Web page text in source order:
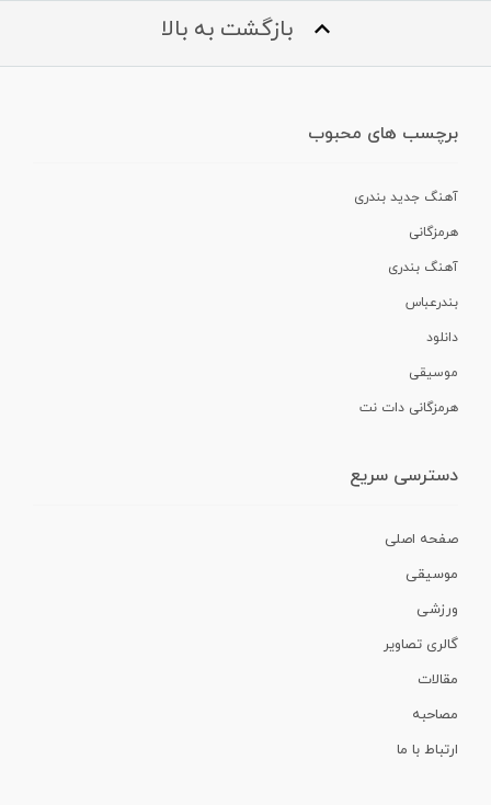
بازگشت به بالا
برچسب های محبوب
آهنگ جدید بندری
هرمزگانی
آهنگ بندری
بندرعباس
دانلود
موسیقی
هرمزگانی دات نت
دسترسی سریع
صفحه اصلی
موسیقی
ورزشی
گالری تصاویر
مقالات
مصاحبه
ارتباط با ما